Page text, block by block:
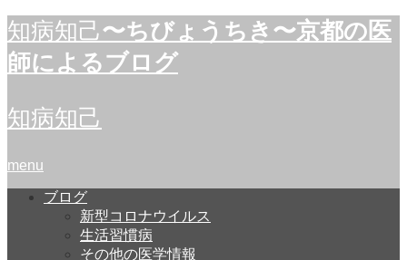
知病知己〜ちびょうちき〜京都の医
師によるブログ
知病知己
menu
ブログ
新型コロナウイルス
生活習慣病
その他の医学情報